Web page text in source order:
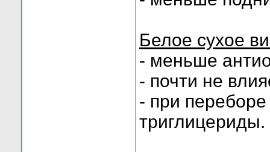
Белое сухое
- меньше
- почти не
- при
триглицериды.